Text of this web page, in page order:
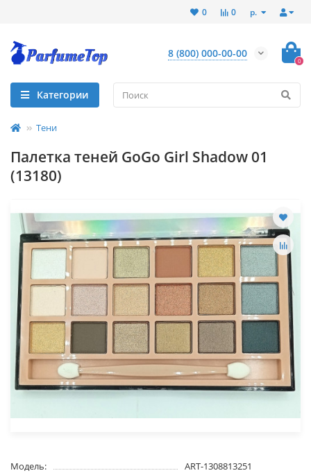
р.
0
0
8 (800) 000-00-00
0
Категории
Тени
Палетка теней GoGo Girl Shadow 01
(13180)
Модель:
ART-1308813251